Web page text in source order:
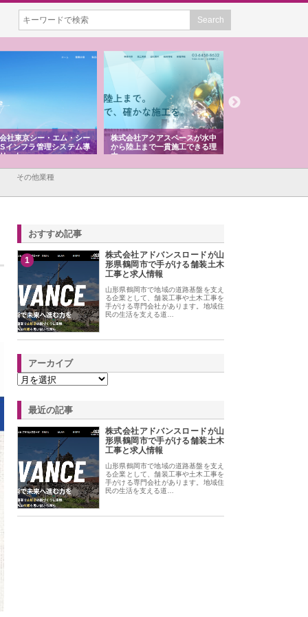
株式会社アクアスペースが水中
から陸上まで一貫施工できる理
由
株式会社地盤調査事務所が選ば
れ続ける理由と建設コンサルの
強み
その他業種
おすすめ記事
1
株式会社アドバンスロードが山
形県鶴岡市で手がける舗装土木
工事と求人情報
山形県鶴岡市で地域の道路基盤を支え
る企業として、舗装工事や土木工事を
手がける専門会社があります。地域住
民の生活を支える道…
アーカイブ
最近の記事
株式会社アドバンスロードが山
形県鶴岡市で手がける舗装土木
工事と求人情報
山形県鶴岡市で地域の道路基盤を支え
る企業として、舗装工事や土木工事を
手がける専門会社があります。地域住
民の生活を支える道…